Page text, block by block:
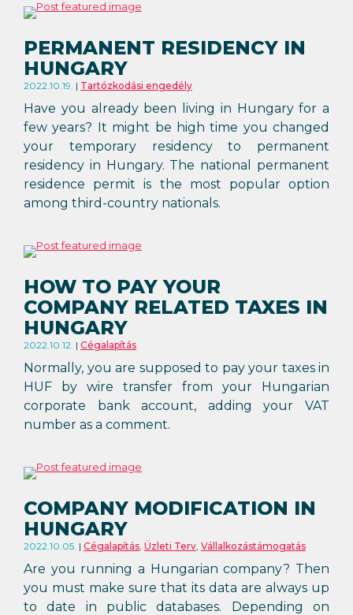
PERMANENT RESIDENCY IN
HUNGARY
2022.10.19. Tartózkodási engedély
Have you already been living in Hungary for a
few years? It might be high time you changed
your temporary residency to permanent
residency in Hungary. The national permanent
residence permit is the most popular option
among third-country nationals.
HOW TO PAY YOUR
COMPANY RELATED TAXES IN
HUNGARY
2022.10.12. Cégalapítás
Normally, you are supposed to pay your taxes in
HUF by wire transfer from your Hungarian
corporate bank account, adding your VAT
number as a comment.
COMPANY MODIFICATION IN
HUNGARY
2022.10.05. Cégalapítás, Üzleti Terv, Vállalkozástámogatás
Are you running a Hungarian company? Then
you must make sure that its data are always up
to date in public databases. Depending on